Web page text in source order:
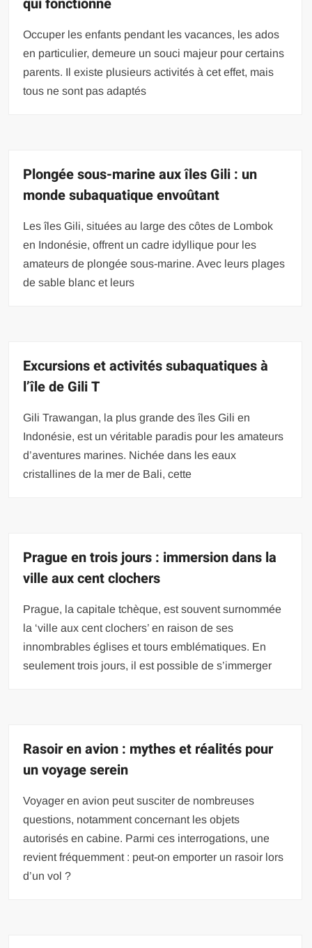
Occuper les enfants pendant les vacances, les ados
en particulier, demeure un souci majeur pour certains
parents. Il existe plusieurs activités à cet effet, mais
tous ne sont pas adaptés
Plongée sous-marine aux îles Gili : un
monde subaquatique envoûtant
Les îles Gili, situées au large des côtes de Lombok
en Indonésie, offrent un cadre idyllique pour les
amateurs de plongée sous-marine. Avec leurs plages
de sable blanc et leurs
Excursions et activités subaquatiques à
l’île de Gili T
Gili Trawangan, la plus grande des îles Gili en
Indonésie, est un véritable paradis pour les amateurs
d’aventures marines. Nichée dans les eaux
cristallines de la mer de Bali, cette
Prague en trois jours : immersion dans la
ville aux cent clochers
Prague, la capitale tchèque, est souvent surnommée
la ‘ville aux cent clochers’ en raison de ses
innombrables églises et tours emblématiques. En
seulement trois jours, il est possible de s’immerger
Rasoir en avion : mythes et réalités pour
un voyage serein
Voyager en avion peut susciter de nombreuses
questions, notamment concernant les objets
autorisés en cabine. Parmi ces interrogations, une
revient fréquemment : peut-on emporter un rasoir lors
d’un vol ?